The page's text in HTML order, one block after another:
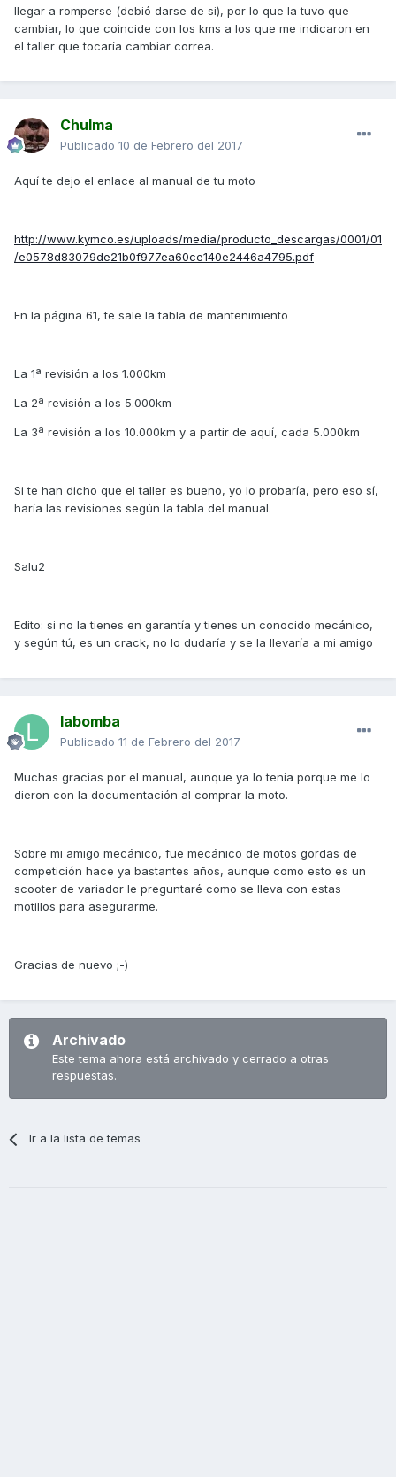
llegar a romperse (debió darse de si), por lo que la tuvo que
cambiar, lo que coincide con los kms a los que me indicaron en
el taller que tocaría cambiar correa.
Chulma
Publicado 10 de Febrero del 2017
Aquí te dejo el enlace al manual de tu moto
http://www.kymco.es/uploads/media/producto_descargas/0001/01
/e0578d83079de21b0f977ea60ce140e2446a4795.pdf
En la página 61, te sale la tabla de mantenimiento
La 1ª revisión a los 1.000km
La 2ª revisión a los 5.000km
La 3ª revisión a los 10.000km y a partir de aquí, cada 5.000km
Si te han dicho que el taller es bueno, yo lo probaría, pero eso sí,
haría las revisiones según la tabla del manual.
Salu2
Edito: si no la tienes en garantía y tienes un conocido mecánico,
y según tú, es un crack, no lo dudaría y se la llevaría a mi amigo
labomba
Publicado 11 de Febrero del 2017
Muchas gracias por el manual, aunque ya lo tenia porque me lo
dieron con la documentación al comprar la moto.
Sobre mi amigo mecánico, fue mecánico de motos gordas de
competición hace ya bastantes años, aunque como esto es un
scooter de variador le preguntaré como se lleva con estas
motillos para asegurarme.
Gracias de nuevo ;-)
Archivado
Este tema ahora está archivado y cerrado a otras
respuestas.
Ir a la lista de temas